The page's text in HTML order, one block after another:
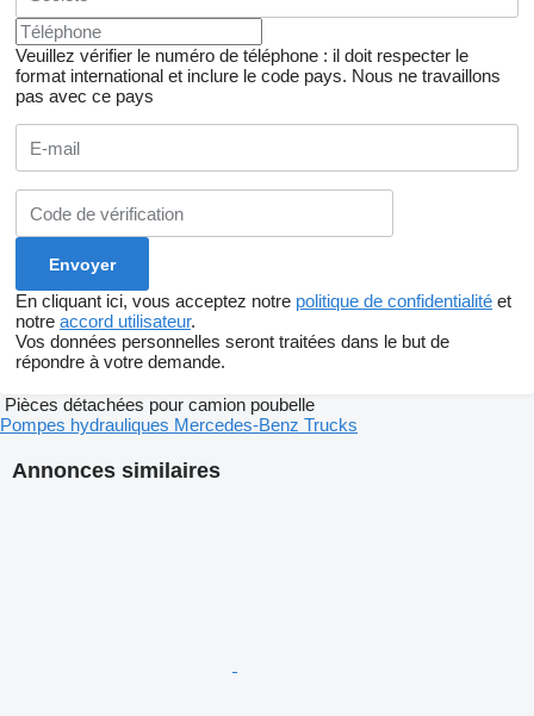
Veuillez vérifier le numéro de téléphone : il doit respecter le
format international et inclure le code pays. Nous ne travaillons
pas avec ce pays
En cliquant ici, vous acceptez notre politique de confidentialité et
notre accord utilisateur.
Vos données personnelles seront traitées dans le but de
répondre à votre demande.
Annonces similaires
Pièces détachées pour camion poubelle
Pompes hydrauliques Mercedes-Benz Trucks